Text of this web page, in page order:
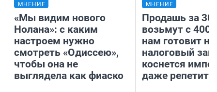
МНЕНИЕ
«Мы видим нового
Нолана»: с каким
настроем нужно
смотреть «Одиссею»,
чтобы она не
выглядела как фиаско
МНЕНИЕ
Продашь за
возьмут с
нам готовит
налоговый
коснется
даже